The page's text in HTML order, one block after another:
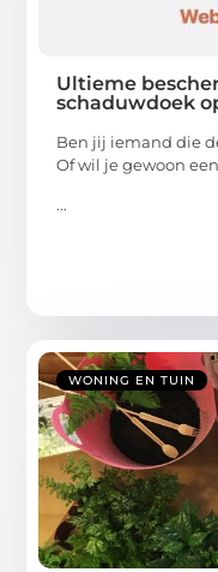
Ultieme
schaduwdoek
Ben jij iemand die
Of wil je gewoon een
...
WONING EN TUIN